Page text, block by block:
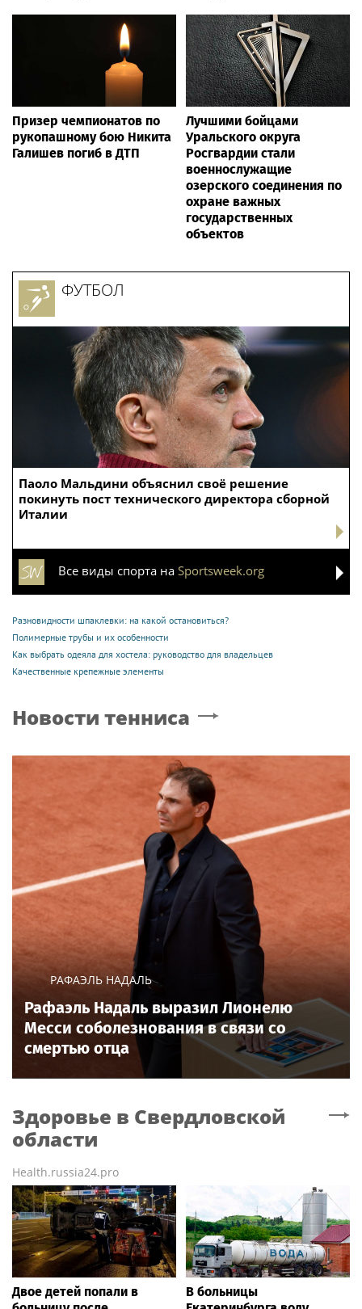
Призер чемпионатов по
рукопашному бою Никита
Галишев погиб в ДТП
Лучшими бойцами
Уральского округа
Росгвардии стали
военнослужащие
озерского соединения по
охране важных
государственных
объектов
Паоло Мальдини объяснил своё решение
покинуть пост технического директора сборной
Италии
ФУТБОЛ
Все виды спорта на Sportsweek.org
Разновидности шпаклевки: на какой остановиться?
Полимерные трубы и их особенности
Как выбрать одеяла для хостела: руководство для владельцев
Качественные крепежные элементы
Новости тенниса
РАФАЭЛЬ НАДАЛЬ
Рафаэль Надаль выразил Лионелю
Месси соболезнования в связи со
смертью отца
Здоровье в Свердловской
области
Health.russia24.pro
Двое детей попали в
В больницы